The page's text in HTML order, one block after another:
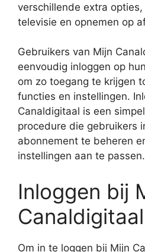
verschillende extra
televisie en opnemen op
Gebruikers van Mijn
eenvoudig inloggen op
om zo toegang te krijgen
functies en instellingen.
Canaldigitaal is een
procedure die gebruikers
abonnement te beheren
instellingen aan te passen.
Inloggen bij
Canaldigitaal
Om in te loggen bij Mijn